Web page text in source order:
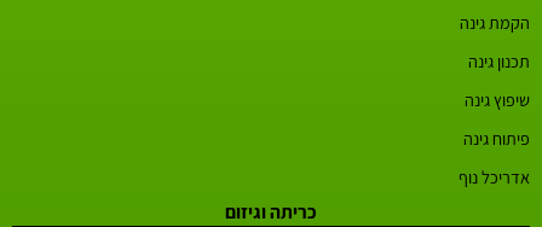
הקמת גינה
תכנון גינה
שיפוץ גינה
פיתוח גינה
אדריכל נוף
כריתה וגיזום